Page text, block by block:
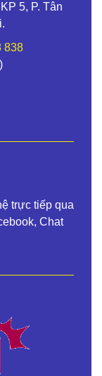
5, P. Tân
838
trực tiếp qua
Chat